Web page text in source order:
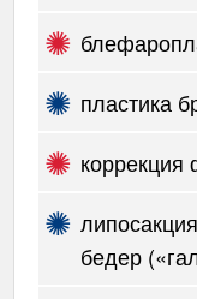
пластика
бедер